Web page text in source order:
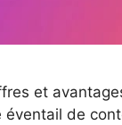
et
de